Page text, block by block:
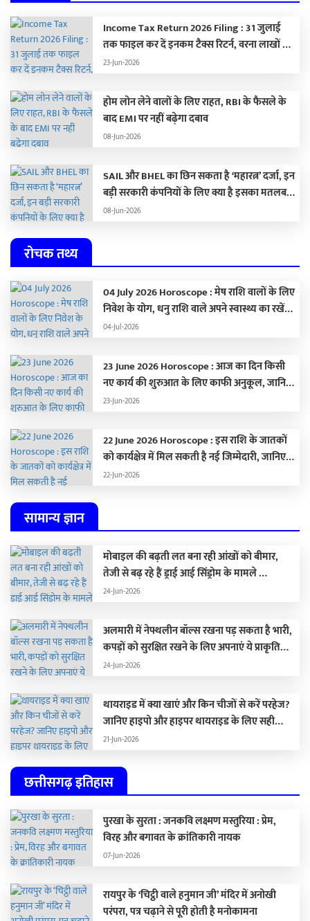
Income Tax Return 2026 Filing : 31 जुलाई
तक फाइल कर दें इनकम टैक्स रिटर्न, वरना लाखों का
लगेगा जुर्माना
23-Jun-2026
होम लोन लेने वालों के लिए राहत, RBI के फैसले के
बाद EMI पर नहीं बढ़ेगा दबाव
08-Jun-2026
SAIL और BHEL का छिन सकता है ‘महारत्न’ दर्जा, इन
बड़ी सरकारी कंपनियों के लिए क्या है इसका मतलब…
08-Jun-2026
रोचक तथ्य
04 July 2026 Horoscope : मेष राशि वालों के लिए
निवेश के योग, धनु राशि वाले अपने स्वास्थ्य का रखें
ध्यान,
04-Jul-2026
23 June 2026 Horoscope : आज का दिन किसी
नए कार्य की शुरुआत के लिए काफी अनुकूल, जानिए
अपना राशिफल …
23-Jun-2026
22 June 2026 Horoscope : इस राशि के जातकों
को कार्यक्षेत्र में मिल सकती है नई जिम्मेदारी, जानिए
अपना राशिफल
22-Jun-2026
सामान्य ज्ञान
मोबाइल की बढ़ती लत बना रही आंखों को बीमार,
तेजी से बढ़ रहे हैं ड्राई आई सिंड्रोम के मामले …
24-Jun-2026
अलमारी में नेफ्थलीन बॉल्स रखना पड़ सकता है भारी,
कपड़ों को सुरक्षित रखने के लिए अपनाएं ये प्राकृतिक
विकल्प …
24-Jun-2026
थायराइड में क्या खाएं और किन चीजों से करें परहेज?
जानिए हाइपो और हाइपर थायराइड के लिए सही
डाइट
21-Jun-2026
छत्तीसगढ़ इतिहास
पुरखा के सुरता : जनकवि लक्ष्मण मस्तुरिया : प्रेम,
विरह और बगावत के क्रांतिकारी नायक
07-Jun-2026
रायपुर के ‘चिट्ठी वाले हनुमान जी’ मंदिर में अनोखी
परंपरा, पत्र चढ़ाने से पूरी होती है मनोकामना